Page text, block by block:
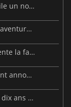
Beast of Reincarnation : Game Freak dévoile un nouveau pari
Big Walk est disponible : partez pour une aventure entre amis
Warhammer 40 000 : Dawn of War 4 présente la faction des Nécrons
Le DLC Nioh 3 : Hell Rising est officiellement annoncé
Forsaken Realms : Vahrin's Call sort après dix ans de développement